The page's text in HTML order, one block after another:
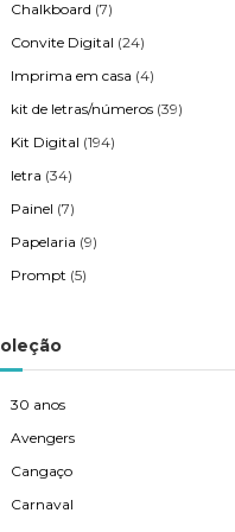
Chalkboard (7)
Convite Digital (24)
Imprima em casa (4)
kit de letras/números (39)
Kit Digital (194)
letra (34)
Painel (7)
Papelaria (9)
Prompt (5)
30 anos
Avengers
Cangaço
Carnaval